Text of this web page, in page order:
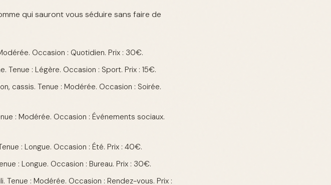
qui sauront vous séduire sans faire de
Occasion : Quotidien. Prix : 30€.
Tenue : Légère. Occasion : Sport. Prix : 15€.
cassis. Tenue : Modérée. Occasion : Soirée.
: Modérée. Occasion : Événements sociaux.
: Longue. Occasion : Été. Prix : 40€.
: Longue. Occasion : Bureau. Prix : 30€.
Tenue : Modérée. Occasion : Rendez-vous. Prix :